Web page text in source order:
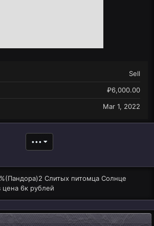
Sell
₽6,000.00
Mar 1, 2022
•••
Слитых питомца Солнце
цена 6к рублей